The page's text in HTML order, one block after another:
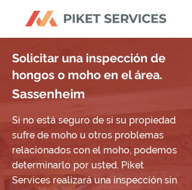
Solicitar una inspección de
hongos o moho en el área.
Sassenheim
Si no está seguro de si su propiedad
sufre de moho u otros problemas
relacionados con el moho, podemos
determinarlo por usted. Piket
Services realizará una inspección sin